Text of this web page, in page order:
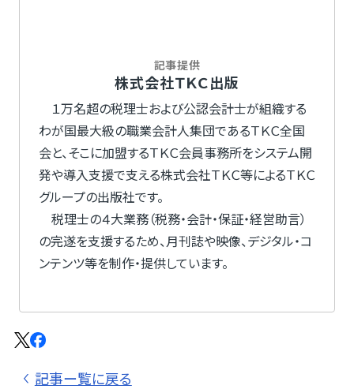
記事提供
株式会社ＴＫＣ出版
１万名超の税理士および公認会計士が組織する
わが国最大級の職業会計人集団であるＴＫＣ全国
会と、そこに加盟するＴＫＣ会員事務所をシステム開
発や導入支援で支える株式会社ＴＫＣ等によるＴＫＣ
グループの出版社です。
税理士の４大業務（税務・会計・保証・経営助言）
の完遂を支援するため、月刊誌や映像、デジタル・コ
ンテンツ等を制作・提供しています。
記事ー覧に戻る